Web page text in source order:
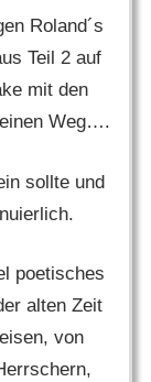
Roland´s
Teil 2 auf
mit den
Weg….
sollte und
poetisches
alten Zeit
von